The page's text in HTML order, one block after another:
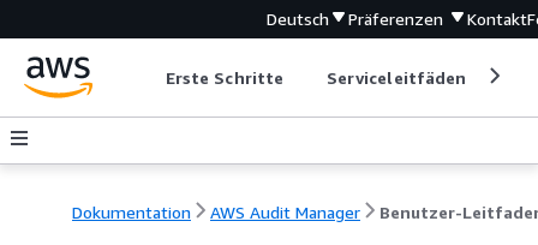
Deutsch Präferenzen Kontakt
Erste Schritte Serviceleitfäden
Dokumentation AWS Audit Manager Benutzer-